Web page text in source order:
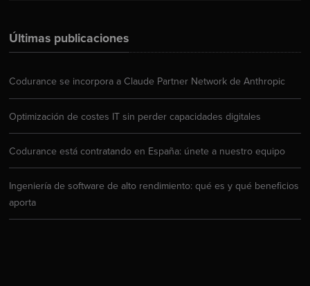
Últimas publicaciones
Codurance se incorpora a Claude Partner Network de Anthropic
Optimización de costes IT sin perder capacidades digitales
Codurance está contratando en España: únete a nuestro equipo
Ingeniería de software de alto rendimiento: qué es y qué beneficios
aporta